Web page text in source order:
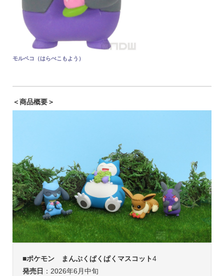
モルペコ（はらぺこもよう）
＜商品概要＞
■ポケモン まんぷくぱくぱくマスコット4
発売日 ：2026年6月中旬